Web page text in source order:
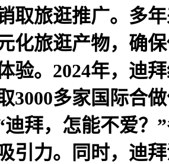
取旅逛推广。多
化旅逛产物，确
验。2024年，迪
3000多家国际合
拜，怎能不爱？
引力。同时，迪